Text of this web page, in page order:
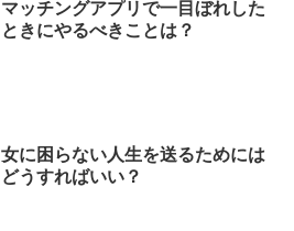
マッチングアプリで一目ぼれした
ときにやるべきことは？
女に困らない人生を送るためには
どうすればいい？